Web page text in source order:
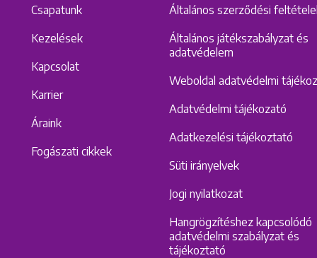
Csapatunk
Kezelések
Kapcsolat
Karrier
Áraink
Fogászati cikkek
Általános szerződési
Általános játékszabályzat és
adatvédelem
Weboldal adatvédelmi
Adatvédelmi tájékozató
Adatkezelési tájékoztató
Süti irányelvek
Jogi nyilatkozat
Hangrögzítéshez kapcsolódó
adatvédelmi szabályzat és
tájékoztató